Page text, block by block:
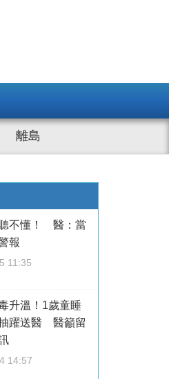
離島
不懂！ 醫：當
報
11:35
升溫！1歲童睡
躍送醫 醫籲留
14:57